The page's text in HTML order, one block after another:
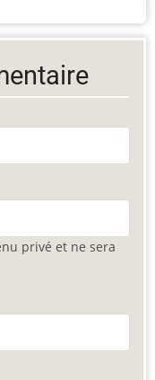
privé et ne sera